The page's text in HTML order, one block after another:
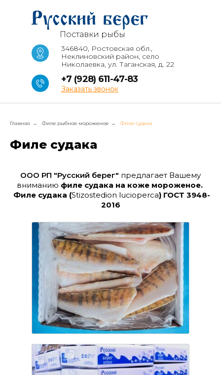
Поставки рыбы
346840, Ростовская обл.,
Неклиновский район, село
Николаевка, ул. Таганская, д. 22
Заказать звонок
+7 (928) 611-47-83
Главная → Филе рыбное мороженое → Филе судака
Филе судака
ООО РП "Русский берег" предлагает Вашему
вниманию филе судака на коже мороженое.
Филе судака (Stizostedion lucioperca) ГОСТ 3948-
2016